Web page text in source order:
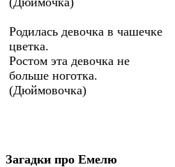
Родилась девочка в чашечке
цветка.
Ростом эта девочка не
больше ноготка.
(Дюймовочка)
Загадки про Емелю